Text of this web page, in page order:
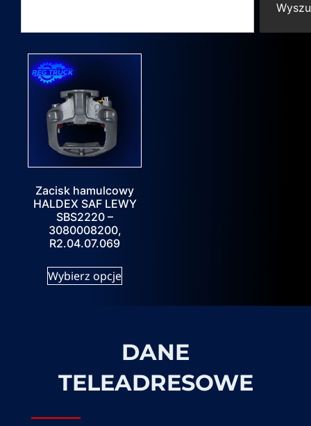
Zacisk hamulcowy
HALDEX SAF LEWY
SBS2220 –
3080008200,
R2.04.07.069
Wybierz opcje
DANE
TELEADRESOWE